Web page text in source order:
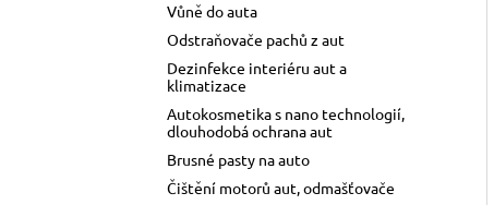
Vůně do auta
Odstraňovače pachů z aut
Dezinfekce interiéru aut a
klimatizace
Autokosmetika s nano technologií,
dlouhodobá ochrana aut
Brusné pasty na auto
Čištění motorů aut, odmašťovače